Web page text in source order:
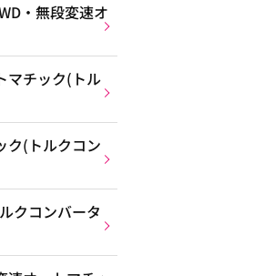
・無段変速オ
マチック(トル
ク(トルクコン
クコンバータ